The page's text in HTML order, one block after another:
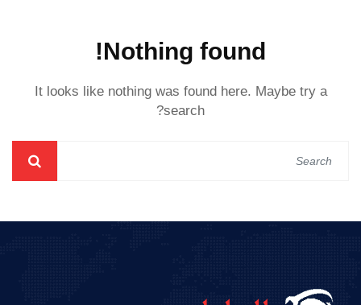
Nothing found!
It looks like nothing was found here. Maybe try a
search?